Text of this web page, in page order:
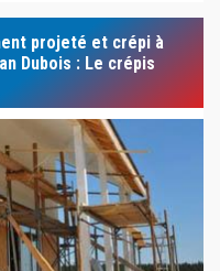
projeté et crépi à
Dubois : Le crépis